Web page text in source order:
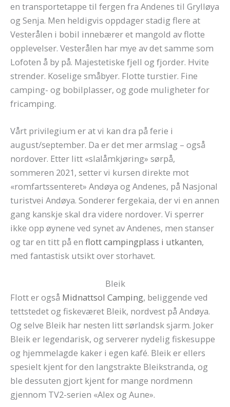
en transportetappe til fergen fra Andenes til Grylløya
og Senja. Men heldigvis oppdager stadig flere at
Vesterålen i bobil innebærer et mangold av flotte
opplevelser. Vesterålen har mye av det samme som
Lofoten å by på. Majestetiske fjell og fjorder. Hvite
strender. Koselige småbyer. Flotte turstier. Fine
camping- og bobilplasser, og gode muligheter for
fricamping.
Vårt privilegium er at vi kan dra på ferie i
august/september. Da er det mer armslag – også
nordover. Etter litt «slalåmkjøring» sørpå,
sommeren 2021, setter vi kursen direkte mot
«romfartssenteret» Andøya og Andenes, på Nasjonal
turistvei Andøya. Sonderer fergekaia, der vi en annen
gang kanskje skal dra videre nordover. Vi sperrer
ikke opp øynene ved synet av Andenes, men stanser
og tar en titt på en flott campingplass i utkanten,
med fantastisk utsikt over storhavet.
Bleik
Flott er også Midnattsol Camping, beliggende ved
tettstedet og fiskeværet Bleik, nordvest på Andøya.
Og selve Bleik har nesten litt sørlandsk sjarm. Joker
Bleik er legendarisk, og serverer nydelig fiskesuppe
og hjemmelagde kaker i egen kafé. Bleik er ellers
spesielt kjent for den langstrakte Bleikstranda, og
ble dessuten gjort kjent for mange nordmenn
gjennom TV2-serien «Alex og Aune».